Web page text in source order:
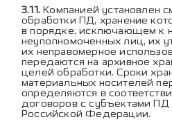
Компанией установлен
обработки ПД, хранение
в порядке, исключающем к
неуполномоченных лиц, их
их неправомерное
передаются на архивное
целей обработки. Сроки
материальных носителей
определяются в
договоров с субъектами ПД
Российской Федерации.